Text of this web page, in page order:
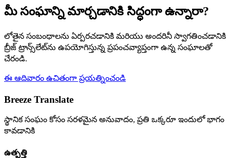
మీ సంఘాన్ని మార్చడానికి సిద్ధంగా ఉన్నారా?
లోతైన సంబంధాలను ఏర్పరచడానికి మరియు అందరినీ స్వాగతించడానికి
బ్రీజ్ ట్రాన్స్‌లేట్‌ను ఉపయోగిస్తున్న ప్రపంచవ్యాప్తంగా ఉన్న సంఘాలతో
చేరండి.
ఈ ఆదివారం ఉచితంగా ప్రయత్నించండి
Breeze Translate
స్థానిక సంఘం కోసం సరళమైన అనువాదం, ప్రతి ఒక్కరూ ఇందులో భాగం
కావడానికి
ఉత్పత్తి